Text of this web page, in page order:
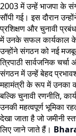
2003 में उन्हें भाजपा के
सौंपी गई। इस दौरान
प्रशिक्षण और चुनावी
में उनके सफल कार्यकाल के
उन्होंने संगठन को नई
त्रिपाठी सार्वजनिक
संगठन में उन्हें बेहद
महामंत्री के रूप में उनका
बल्कि चुनावी रणनीति,
उनकी महत्वपूर्ण भूमिका
देखा जाता है जो
लिए जाने जाते हैं।